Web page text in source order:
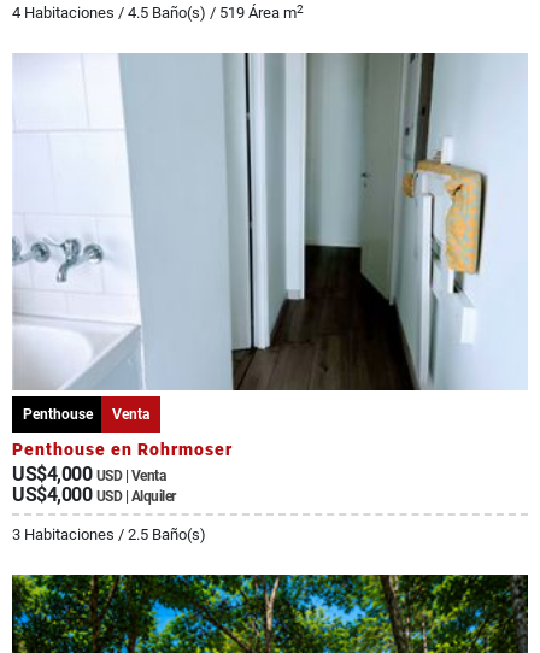
4 Habitaciones / 4.5 Baño(s) / 519 Área m2
Penthouse Venta
Penthouse en Rohrmoser
US$4,000 USD | Venta
US$4,000 USD | Alquiler
3 Habitaciones / 2.5 Baño(s)